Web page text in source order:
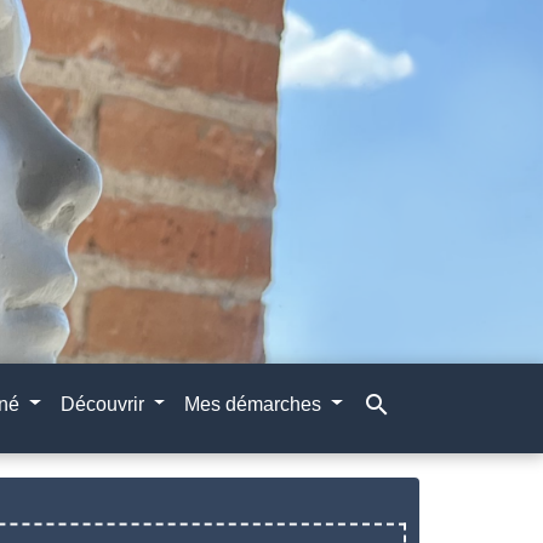
Découvrir Mes démarches search